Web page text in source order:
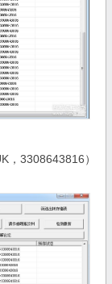
，3308643816）